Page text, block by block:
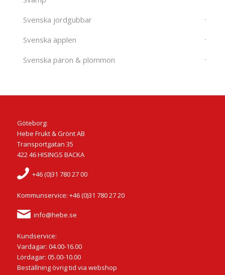
Svenska jordgubbar
Svenska äpplen
Svenska päron & plommon
Göteborg:
Hebe Frukt & Grönt AB
Transportgatan 35
422 46 HISINGS BACKA
+46 (0)31 780 27 00
Kommunservice: +46 (0)31 780 27 20
info@hebe.se
Kundservice:
Vardagar: 04.00-16.00
Lördagar: 05.00-10.00
Beställning övrig tid via webshop